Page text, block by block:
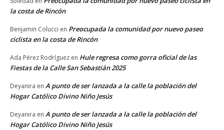
la costa de Rincón
Benjamin Colucci en Preocupada la comunidad por nuevo paseo
ciclista en la costa de Rincón
Ada Pérez Rodríguez en Hule regresa como gorra oficial de las
Fiestas de la Calle San Sebastián 2025
Deyanira en A punto de ser lanzada a la calle la población del
Hogar Católico Divino Niño Jesús
Deyanira en A punto de ser lanzada a la calle la población del
Hogar Católico Divino Niño Jesús